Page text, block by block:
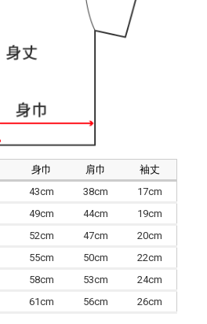
身巾 肩巾
袖丈
43cm 38cm
17cm
49cm 44cm
19cm
52cm 47cm
20cm
55cm 50cm
22cm
58cm 53cm
24cm
61cm 56cm 26cm